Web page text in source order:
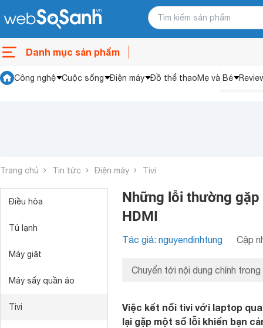
Danh mục sản phẩm
Công nghệ Cuộc sống Điện máy Đồ thể thaoMẹ và Bé
Trang chủ Tin tức Điện máy Tivi
Điều hòa
Tủ lạnh
Máy giặt
Máy sấy quần áo
Tivi
Những lỗi thường
HDMI
Tác giả: nguyendinhtung Cập
Chuyển tới nội dung chính trong
Việc kết nối tivi với laptop
lại gặp một số lỗi khiến bạn